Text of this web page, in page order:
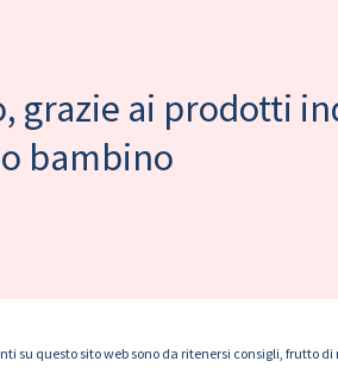
grazie ai prodotti
bambino
su questo sito web sono da ritenersi consigli, frutto